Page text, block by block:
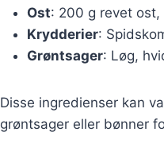
Ost: 200 g revet ost,
Krydderier:
Grøntsager: Løg,
Disse ingredienser kan
grøntsager eller bønner